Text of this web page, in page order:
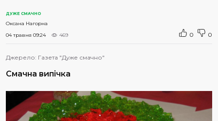
ДУЖЕ СМАЧНО
Оксана Нагорна
04 травня 09:24
469 0 0
Джерело: Газета "Дуже смачно"
Смачна випічка